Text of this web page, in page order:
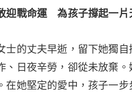
迎戰命運 為孩子撐起一片
士的丈夫早逝，留下她獨
、日夜辛勞，卻從未放棄
在她堅定的愛中，孩子一